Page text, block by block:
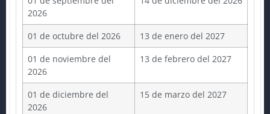
2026
01 de octubre del 2026
13 de enero del 2027
01 de noviembre del
2026
13 de febrero del 2027
01 de diciembre del
2026
15 de marzo del 2027